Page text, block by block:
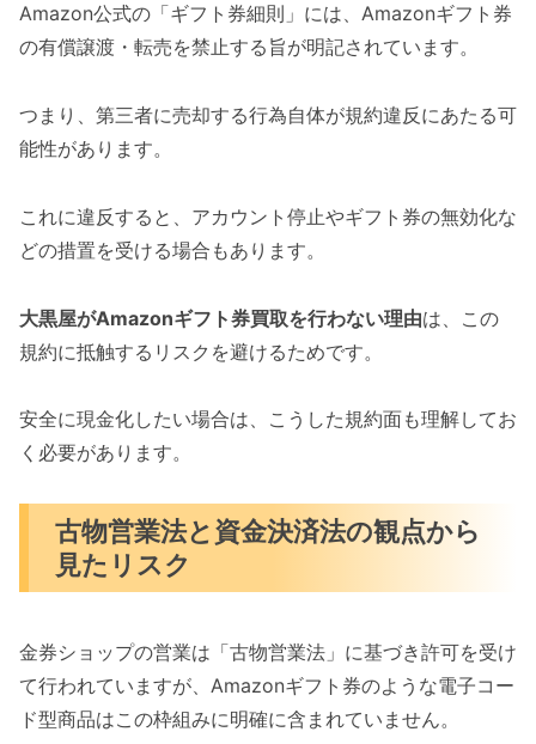
Amazon公式の「ギフト券細則」には、Amazonギフト券
の有償譲渡・転売を禁止する旨が明記されています。
つまり、第三者に売却する行為自体が規約違反にあたる可
能性があります。
これに違反すると、アカウント停止やギフト券の無効化な
どの措置を受ける場合もあります。
大黒屋がAmazonギフト券買取を行わない理由は、この
規約に抵触するリスクを避けるためです。
安全に現金化したい場合は、こうした規約面も理解してお
く必要があります。
古物営業法と資金決済法の観点から
見たリスク
金券ショップの営業は「古物営業法」に基づき許可を受け
て行われていますが、Amazonギフト券のような電子コー
ド型商品はこの枠組みに明確に含まれていません。